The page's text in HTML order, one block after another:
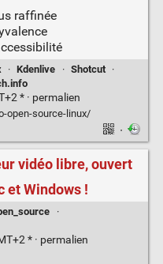
raffinée
· Kdenlive · Shotcut
·
* · permalien
open-source-linux/
·
vidéo libre, ouvert
et Windows !
·
* · permalien